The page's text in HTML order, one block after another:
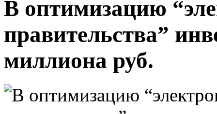
В оптимизацию
правительства”
миллиона руб.